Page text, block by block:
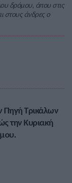
δρόμου, όπου στις
στους άνδρες ο
Πηγή Τρικάλων
την Κυριακή